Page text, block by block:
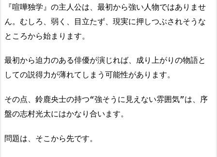
『喧嘩独学』の主人公は、最初から強い人物ではありませ
ん。むしろ、弱く、目立たず、現実に押しつぶされそうな
ところから始まります。
最初から迫力のある俳優が演じれば、成り上がりの物語と
しての説得力が薄れてしまう可能性があります。
その点、鈴鹿央士の持つ“強そうに見えない雰囲気”は、序
盤の志村光太にはかなり合います。
問題は、そこから先です。